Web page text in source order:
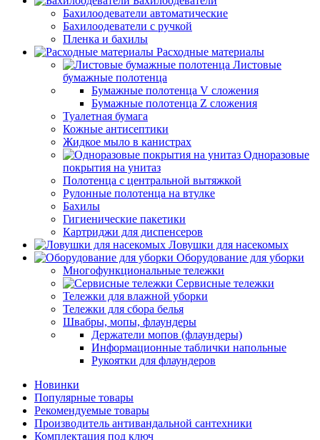
Бахилоодеватели автоматические
Бахилоодеватели с ручкой
Пленка и бахилы
Расходные материалы
Листовые
бумажные полотенца
Бумажные полотенца V сложения
Бумажные полотенца Z сложения
Туалетная бумага
Кожные антисептики
Жидкое мыло в канистрах
Одноразовые
покрытия на унитаз
Полотенца с центральной вытяжкой
Рулонные полотенца на втулке
Бахилы
Гигиенические пакетики
Картриджи для диспенсеров
Ловушки для насекомых
Оборудование для уборки
Многофункциональные тележки
Сервисные тележки
Тележки для влажной уборки
Тележки для сбора белья
Швабры, мопы, флаундеры
Держатели мопов (флаундеры)
Информационные таблички напольные
Рукоятки для флаундеров
Новинки
Популярные товары
Рекомендуемые товары
Производитель антивандальной сантехники
Комплектация под ключ